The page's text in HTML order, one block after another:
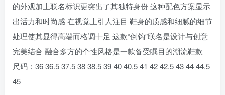
的外观加上联名标识更突出了其独特身份 这种配色方案显示
出活力和时尚感 在视觉上引人注目 鞋身的质感和细腻的细节
处理使其显得高端而格调十足 这款“倒钩”联名是设计与创意
完美结合 融合多方的个性风格是一款备受瞩目的潮流鞋款
尺码：36 36.5 37.5 38 38.5 39 40 40.5 41 42 42.5 43 44 44.5
45